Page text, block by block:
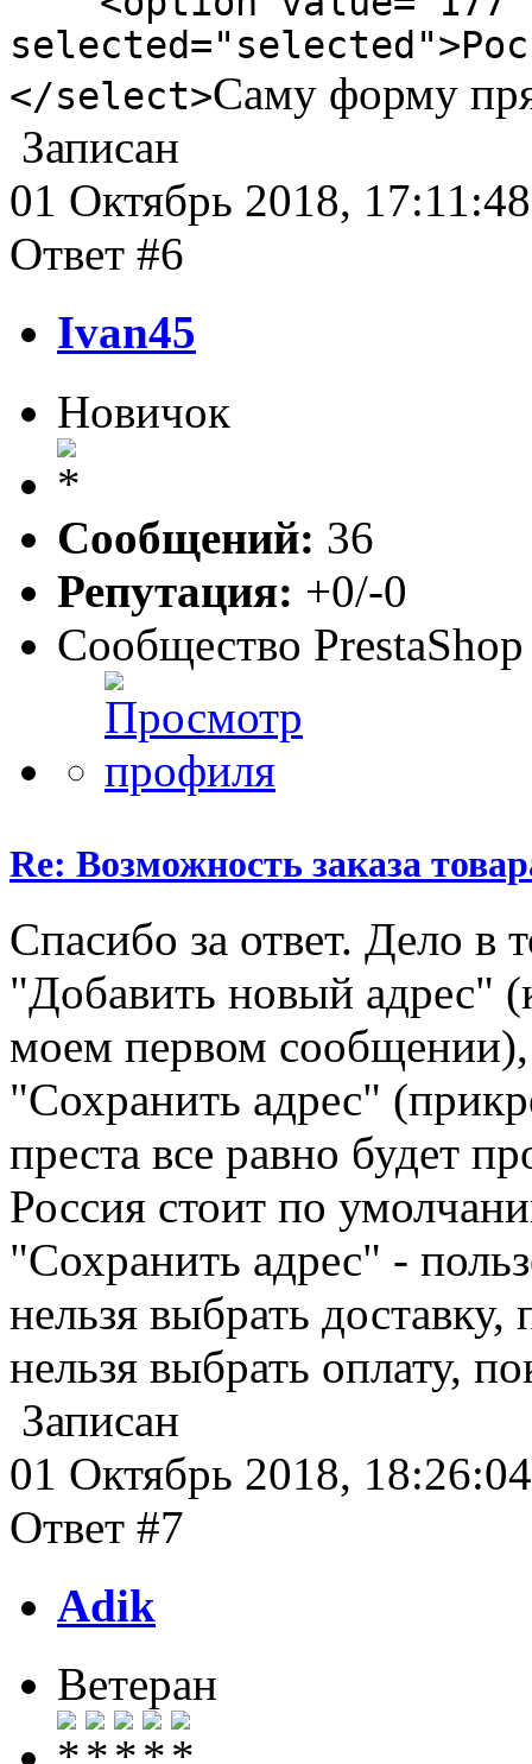
</select>Саму форму
Записан
01 Октябрь 2018, 17:11:48
Ответ #6
Ivan45
Новичок
Сообщений: 36
Репутация: +0/-0
Сообщество PrestaShop
Re: Возможность заказа
Спасибо за ответ. Дело
"Добавить новый адрес"
моем первом
"Сохранить адрес"
преста все равно будет
Россия стоит по
"Сохранить адрес" -
нельзя выбрать
нельзя выбрать оплату,
Записан
01 Октябрь 2018, 18:26:04
Ответ #7
Adik
Ветеран